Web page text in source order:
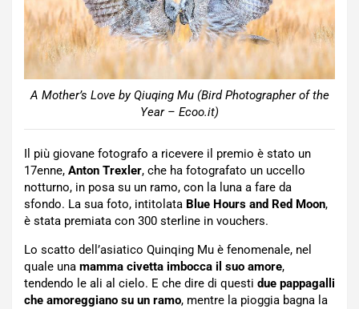
A Mother’s Love by Qiuqing Mu (Bird Photographer of the
Year – Ecoo.it)
Il più giovane fotografo a ricevere il premio è stato un
17enne, Anton Trexler, che ha fotografato un uccello
notturno, in posa su un ramo, con la luna a fare da
sfondo. La sua foto, intitolata Blue Hours and Red Moon,
è stata premiata con 300 sterline in vouchers.
Lo scatto dell’asiatico Quinqing Mu è fenomenale, nel
quale una mamma civetta imbocca il suo amore,
tendendo le ali al cielo. E che dire di questi due pappagalli
che amoreggiano su un ramo, mentre la pioggia bagna la